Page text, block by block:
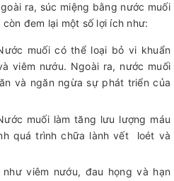
ra, súc miệng bằng nước muối
đem lại một số lợi ích như:
muối có thể loại bỏ vi khuẩn
viêm nướu. Ngoài ra, nước muối
và ngăn ngừa sự phát triển của
muối làm tăng lưu lượng máu
quá trình chữa lành vết loét và
viêm nướu, đau họng và hạn